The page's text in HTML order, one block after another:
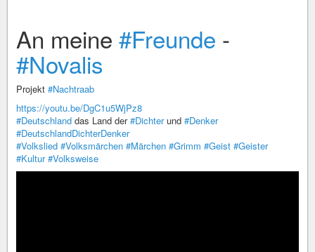
An meine #Freunde -
#Novalis
Projekt #Nachtraab
https://youtu.be/DgC1u5WjPz8
#Deutschland das Land der#Dichterund #Denker
#DeutschlandDichterDenker
#Volkslied #Volksmärchen #Märchen #Grimm #Geist #Geister
#Kultur #Volksweise